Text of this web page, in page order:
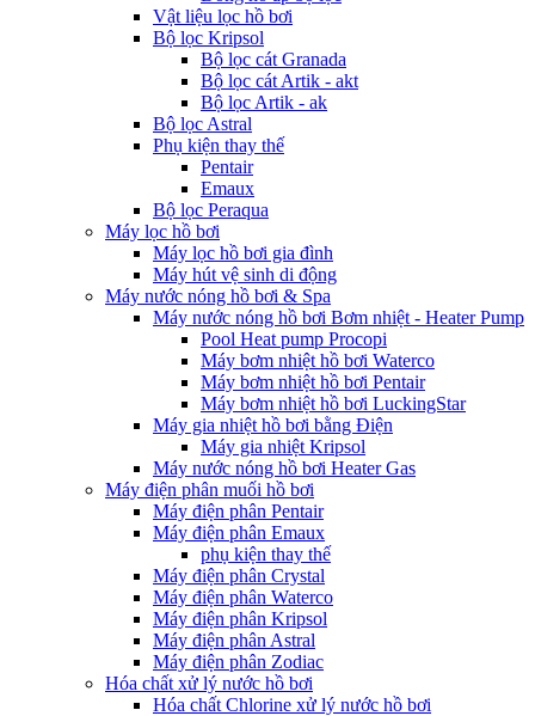
Vật liệu lọc hồ bơi
Bộ lọc Kripsol
Bộ lọc cát Granada
Bộ lọc cát Artik - akt
Bộ lọc Artik - ak
Bộ lọc Astral
Phụ kiện thay thế
Pentair
Emaux
Bộ lọc Peraqua
Máy lọc hồ bơi
Máy lọc hồ bơi gia đình
Máy hút vệ sinh di động
Máy nước nóng hồ bơi & Spa
Máy nước nóng hồ bơi Bơm nhiệt - Heater Pump
Pool Heat pump Procopi
Máy bơm nhiệt hồ bơi Waterco
Máy bơm nhiệt hồ bơi Pentair
Máy bơm nhiệt hồ bơi LuckingStar
Máy gia nhiệt hồ bơi bằng Điện
Máy gia nhiệt Kripsol
Máy nước nóng hồ bơi Heater Gas
Máy điện phân muối hồ bơi
Máy điện phân Pentair
Máy điện phân Emaux
phụ kiện thay thế
Máy điện phân Crystal
Máy điện phân Waterco
Máy điện phân Kripsol
Máy điện phân Astral
Máy điện phân Zodiac
Hóa chất xử lý nước hồ bơi
Hóa chất Chlorine xử lý nước hồ bơi